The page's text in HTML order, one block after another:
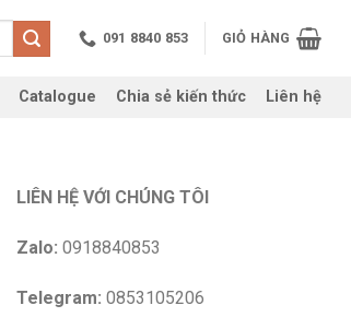
091 8840 853 GIỎ HÀNG
Catalogue Chia sẻ kiến thức Liên hệ
LIÊN HỆ VỚI CHÚNG TÔI
Zalo: 0918840853
Telegram: 0853105206